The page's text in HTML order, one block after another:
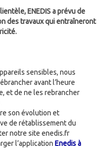
ENEDIS a prévu de
des travaux qui entraîneront
sensibles, nous
avant l’heure
et de ne les rebrancher
son évolution et
de rétablissement du
notre site enedis.fr
l’application Enedis à